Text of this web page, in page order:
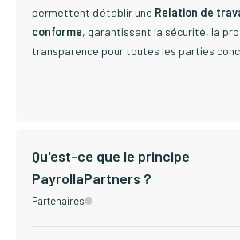
permettent d'établir une Relation de
conforme, garantissant la sécurité, la
transparence pour toutes les parties
Qu'est-ce que le principe
PayrollaPartners ?
Partenaires